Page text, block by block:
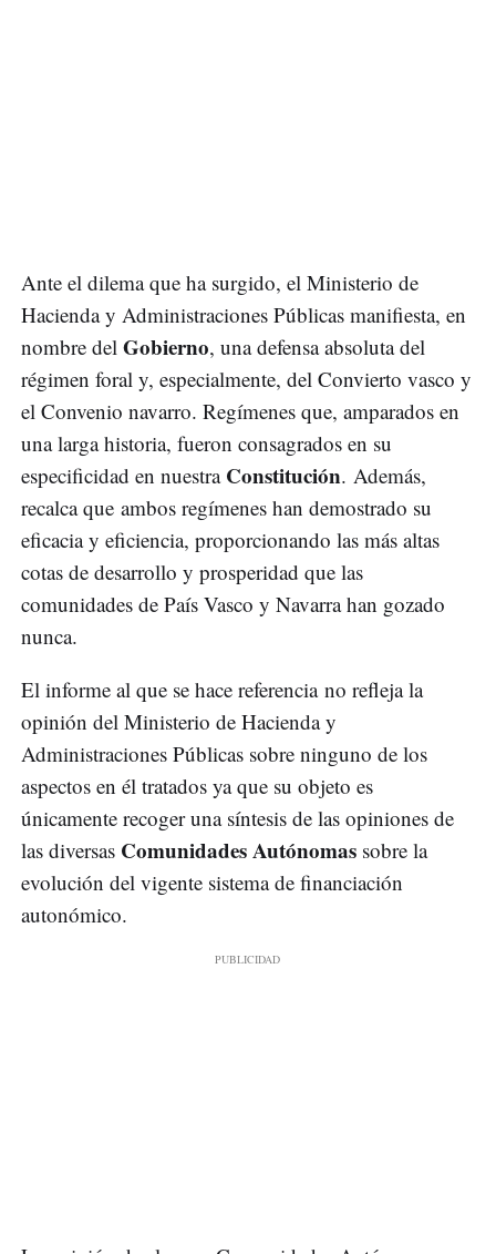
Ante el dilema que ha surgido, el Ministerio de
Hacienda y Administraciones Públicas manifiesta, en
nombre del Gobierno, una defensa absoluta del
régimen foral y, especialmente, del Convierto vasco y
el Convenio navarro. Regímenes que, amparados en
una larga historia, fueron consagrados en su
especificidad en nuestra Constitución. Además,
recalca que ambos regímenes han demostrado su
eficacia y eficiencia, proporcionando las más altas
cotas de desarrollo y prosperidad que las
comunidades de País Vasco y Navarra han gozado
nunca.
El informe al que se hace referencia no refleja la
opinión del Ministerio de Hacienda y
Administraciones Públicas sobre ninguno de los
aspectos en él tratados ya que su objeto es
únicamente recoger una síntesis de las opiniones de
las diversas Comunidades Autónomas sobre la
evolución del vigente sistema de financiación
autonómico.